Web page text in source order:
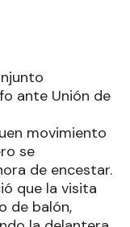
ante Unión de
movimiento
se
de encestar.
que la visita
de balón,